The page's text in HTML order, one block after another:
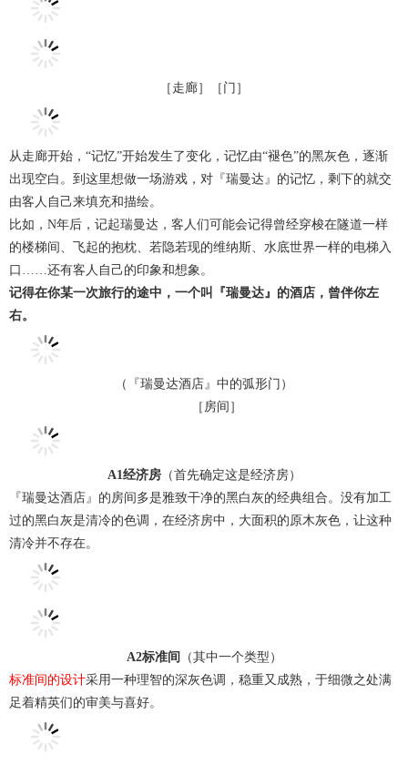
［走廊］［门］
从走廊开始，“记忆”开始发生了变化，记忆由“褪色”的黑灰色，逐渐
出现空白。到这里想做一场游戏，对『瑞曼达』的记忆，剩下的就交
由客人自己来填充和描绘。
比如，N年后，记起瑞曼达，客人们可能会记得曾经穿梭在隧道一样
的楼梯间、飞起的抱枕、若隐若现的维纳斯、水底世界一样的电梯入
口……还有客人自己的印象和想象。
记得在你某一次旅行的途中，一个叫『瑞曼达』的酒店，曾伴你左
右。
（『瑞曼达酒店』中的弧形门）
［房间］
A1经济房（首先确定这是经济房）
『瑞曼达酒店』的房间多是雅致干净的黑白灰的经典组合。没有加工
过的黑白灰是清冷的色调，在经济房中，大面积的原木灰色，让这种
清冷并不存在。
A2标准间 （其中一个类型）
标准间的设计采用一种理智的深灰色调，稳重又成熟，于细微之处满
足着精英们的审美与喜好。